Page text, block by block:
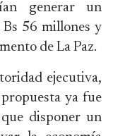
generar un
56 millones y
de La Paz.
ejecutiva,
ya fue
disponer un